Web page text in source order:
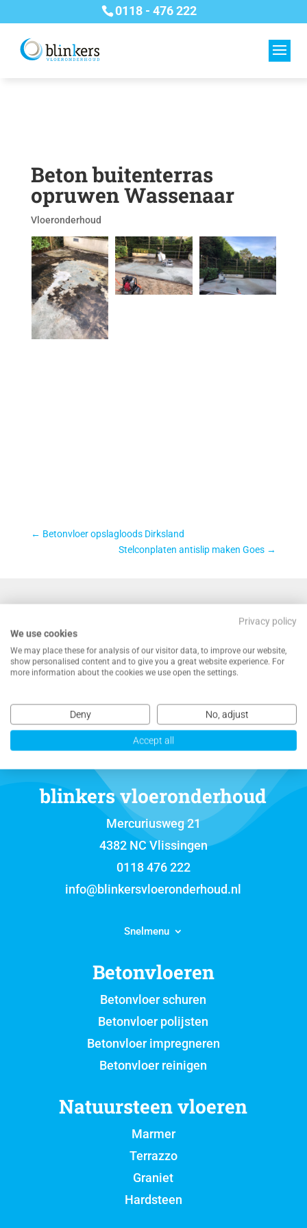
0118 - 476 222
Beton buitenterras
opruwen Wassenaar
Vloeronderhoud
← Betonvloer opslagloods Dirksland
Stelconplaten antislip maken Goes →
VRIJBLIJVENDE OFFERTE
blinkers vloeronderhoud
Mercuriusweg 21
4382 NC Vlissingen
0118 476 222
info@blinkersvloeronderhoud.nl
Snelmenu
Betonvloeren
Betonvloer schuren
Betonvloer polijsten
Betonvloer impregneren
Betonvloer reinigen
Natuursteen vloeren
Marmer
Terrazzo
Graniet
Hardsteen
Privacy policy
We use cookies
We may place these for analysis of our visitor data, to improve our website,
show personalised content and to give you a great website experience. For
more information about the cookies we use open the settings.
Deny No, adjust
Accept all